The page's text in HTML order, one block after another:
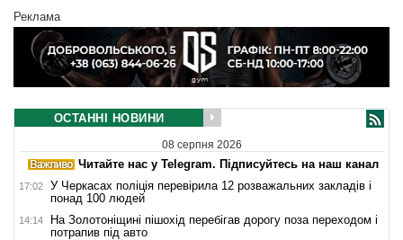
Реклама
ОСТАННІ НОВИНИ
08 серпня 2026
Читайте нас у Telegram. Підписуйтесь на наш канал
17:02
У Черкасах поліція перевірила 12 розважальних закладів і
понад 100 людей
14:14
На Золотоніщині пішохід перебігав дорогу поза переходом і
потрапив під авто